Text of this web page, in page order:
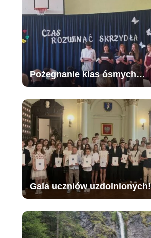
Pożegnanie klas ósmych…
Gala uczniów uzdolnionych!